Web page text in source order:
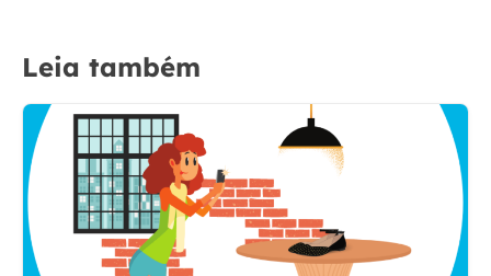
Leia também